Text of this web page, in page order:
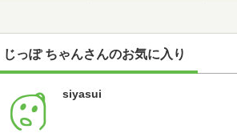
じっぽ ちゃんさんのお気に入り
15 siyasui